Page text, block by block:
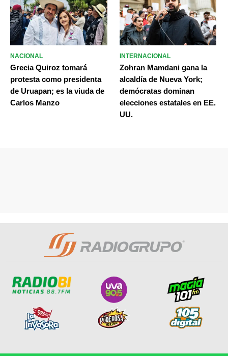
NACIONAL
Grecia Quiroz tomará
protesta como presidenta
de Uruapan; es la viuda de
Carlos Manzo
INTERNACIONAL
Zohran Mamdani gana la
alcaldía de Nueva York;
demócratas dominan
elecciones estatales en EE.
UU.